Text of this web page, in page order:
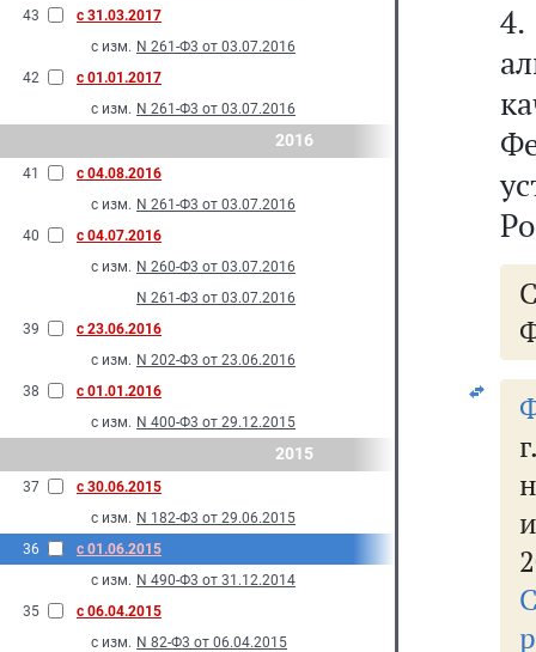
43
с 31.03.2017
с изм. N 261-Ф3 от 03.07.2016
42
с 01.01.2017
с изм. N 261-Ф3 от 03.07.2016
2016
41
с 04.08.2016
с изм. N 261-Ф3 от 03.07.2016
40
с 04.07.2016
с изм. N 260-Ф3 от 03.07.2016
N 261-Ф3 от 03.07.2016
39
с 23.06.2016
с изм. N 202-Ф3 от 23.06.2016
38
с 01.01.2016
с изм. N 400-Ф3 от 29.12.2015
2015
37
с 30.06.2015
с изм. N 182-Ф3 от 29.06.2015
36
с 01.06.2015
с изм. N 490-Ф3 от 31.12.2014
35
с 06.04.2015
с изм. N 82-Ф3 от 06.04.2015